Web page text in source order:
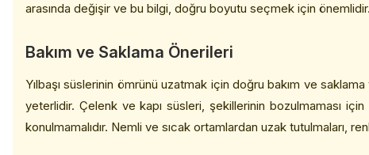
arasında değişir ve bu bilgi, doğru boyutu seçmek için önemlidir.
Bakım ve Saklama Önerileri
Yılbaşı süslerinin ömrünü uzatmak için doğru bakım ve
yeterlidir. Çelenk ve kapı süsleri, şekillerinin bozulmaması
konulmamalıdır. Nemli ve sıcak ortamlardan uzak tutulmaları,